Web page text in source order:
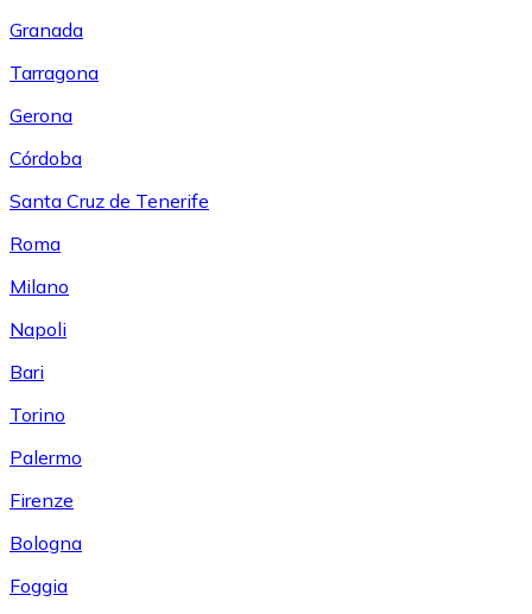
Granada
Tarragona
Gerona
Córdoba
Santa Cruz de Tenerife
Roma
Milano
Napoli
Bari
Torino
Palermo
Firenze
Bologna
Foggia